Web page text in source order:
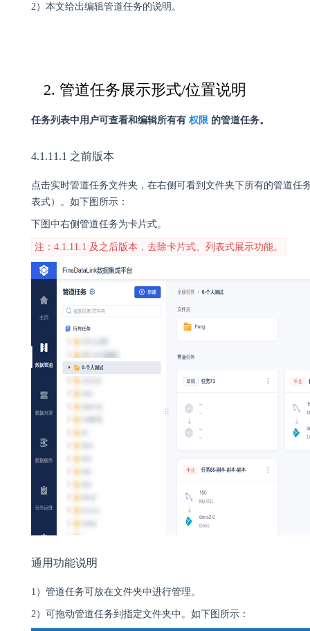
2）本文给出编辑管道任务的说明。
2. 管道任务展示形式/位置说明
任务列表中用户可查看和编辑所有有 权限 的管道任务。
4.1.11.1 之前版本
点击实时管道任务文件夹，在右侧可看到文件夹下所有的管道任
表式）。如下图所示：
下图中右侧管道任务为卡片式。
注：4.1.11.1 及之后版本，去除卡片式、列表式展示功能。
通用功能说明
1） 管道任务可放在文件夹中进行管理。
2）可拖动管道任务到指定文件夹中。如下图所示：